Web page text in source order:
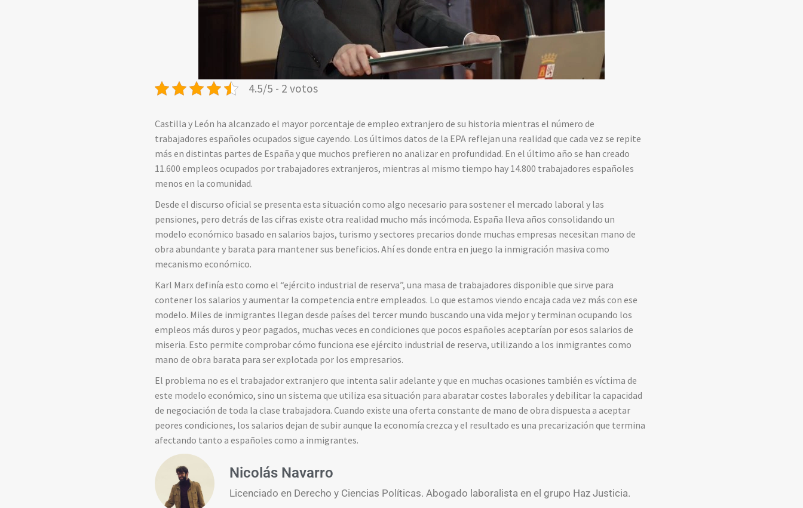
4.5/5 - 2 votos
Castilla y León ha alcanzado el mayor porcentaje de empleo extranjero de su historia mientras el número de
trabajadores españoles ocupados sigue cayendo. Los últimos datos de la EPA reflejan una realidad que cada vez se repite
más en distintas partes de España y que muchos prefieren no analizar en profundidad. En el último año se han creado
11.600 empleos ocupados por trabajadores extranjeros, mientras al mismo tiempo hay 14.800 trabajadores españoles
menos en la comunidad.
Desde el discurso oficial se presenta esta situación como algo necesario para sostener el mercado laboral y las
pensiones, pero detrás de las cifras existe otra realidad mucho más incómoda. España lleva años consolidando un
modelo económico basado en salarios bajos, turismo y sectores precarios donde muchas empresas necesitan mano de
obra abundante y barata para mantener sus beneficios. Ahí es donde entra en juego la inmigración masiva como
mecanismo económico.
Karl Marx definía esto como el “ejército industrial de reserva”, una masa de trabajadores disponible que sirve para
contener los salarios y aumentar la competencia entre empleados. Lo que estamos viendo encaja cada vez más con ese
modelo. Miles de inmigrantes llegan desde países del tercer mundo buscando una vida mejor y terminan ocupando los
empleos más duros y peor pagados, muchas veces en condiciones que pocos españoles aceptarían por esos salarios de
miseria. Esto permite comprobar cómo funciona ese ejército industrial de reserva, utilizando a los inmigrantes como
mano de obra barata para ser explotada por los empresarios.
El problema no es el trabajador extranjero que intenta salir adelante y que en muchas ocasiones también es víctima de
este modelo económico, sino un sistema que utiliza esa situación para abaratar costes laborales y debilitar la capacidad
de negociación de toda la clase trabajadora. Cuando existe una oferta constante de mano de obra dispuesta a aceptar
peores condiciones, los salarios dejan de subir aunque la economía crezca y el resultado es una precarización que termina
afectando tanto a españoles como a inmigrantes.
Nicolás Navarro
Licenciado en Derecho y Ciencias Políticas. Abogado laboralista en el grupo Haz Justicia.